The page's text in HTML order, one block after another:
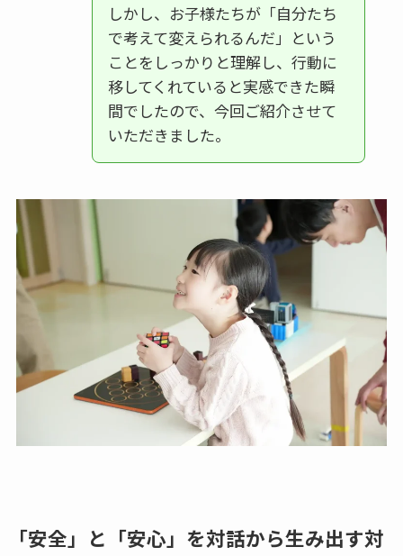
しかし、お子様たちが「自分たち
で考えて変えられるんだ」という
ことをしっかりと理解し、行動に
移してくれていると実感できた瞬
間でしたので、今回ご紹介させて
いただきました。
「安全」と「安心」を対話から生み出す対